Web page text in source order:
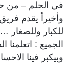
في الحلم – من
وأخيراً يقدم
للكبار وللصغار
الجميع :
وبيكبر فينا